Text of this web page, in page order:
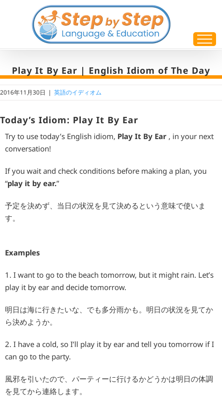
Play It By Ear | English Idiom of The Day
2016年11月30日 | 英語のイディオム
Today’s Idiom: Play It By Ear
Try to use today’s English idiom, Play It By Ear , in your next
conversation!
If you wait and check conditions before making a plan, you
“play it by ear.”
予定を決めず、当日の状況を見て決めるという意味で使いま
す。
Examples
1. I want to go to the beach tomorrow, but it might rain. Let’s
play it by ear and decide tomorrow.
明日は海に行きたいな、でも多分雨かも。明日の状況を見てか
ら決めようか。
2. I have a cold, so I’ll play it by ear and tell you tomorrow if I
can go to the party.
風邪を引いたので、パーティーに行けるかどうかは明日の体調
を見てから連絡します。